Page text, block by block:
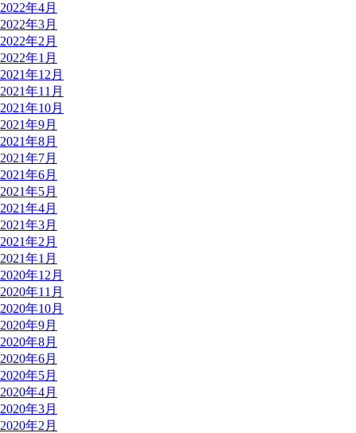
2022年4月
2022年3月
2022年2月
2022年1月
2021年12月
2021年11月
2021年10月
2021年9月
2021年8月
2021年7月
2021年6月
2021年5月
2021年4月
2021年3月
2021年2月
2021年1月
2020年12月
2020年11月
2020年10月
2020年9月
2020年8月
2020年6月
2020年5月
2020年4月
2020年3月
2020年2月